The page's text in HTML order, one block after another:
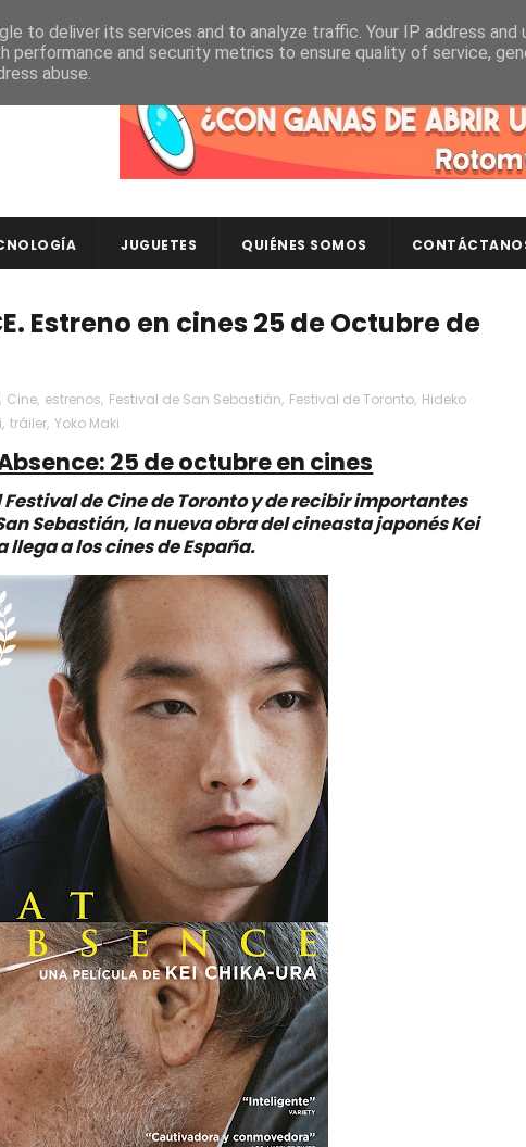
JUGUETES QUIÉNES SOMOS
Estreno en cines 25 de Octubre de
, Cine, estrenos, Festival de San Sebastián, Festival de Toronto, Hideko
, tráiler, Yoko Maki
25 de octubre en cines
de Cine de Toronto y de recibir importantes
Sebastián, la nueva obra del cineasta japonés Kei
llega a los cines de España.
to deliver its services and to analyze traffic. Your IP address and
performance and security metrics to ensure quality of service,
abuse.